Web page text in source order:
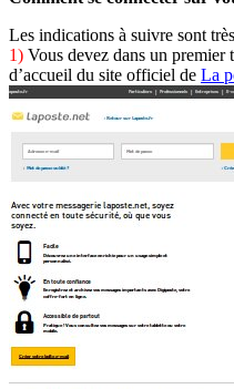
Les indications à suivre sont
1) Vous devez dans un premier
d’accueil du site officiel de La